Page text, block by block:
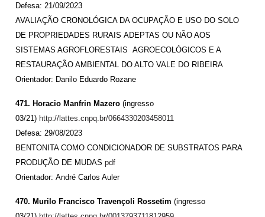
Defesa: 21/09/2023
AVALIAÇÃO CRONOLÓGICA DA OCUPAÇÃO E USO DO SOLO
DE PROPRIEDADES RURAIS ADEPTAS OU NÃO AOS
SISTEMAS AGROFLORESTAIS AGROECOLÓGICOS E A
RESTAURAÇÃO AMBIENTAL DO ALTO VALE DO RIBEIRA
Orientador: Danilo Eduardo Rozane
471. Horacio Manfrin Mazero (ingresso
03/21) http://lattes.cnpq.br/0664330203458011
Defesa: 29/08/2023
BENTONITA COMO CONDICIONADOR DE SUBSTRATOS PARA
PRODUÇÃO DE MUDAS pdf
Orientador: André Carlos Auler
470. Murilo Francisco Travençoli Rossetim (ingresso